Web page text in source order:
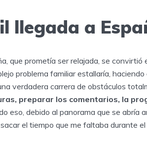
llegada a
que prometía ser relajada, se convirtió
problema familiar estallaría,
verdadera carrera de obstáculos
preparar los comentarios, la
eso, debido al panorama que se abría
el tiempo que me faltaba durante